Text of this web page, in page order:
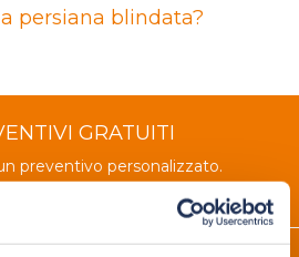
persiana blindata?
GRATUITI
preventivo personalizzato.
tecnica e rilievo misure gratuiti